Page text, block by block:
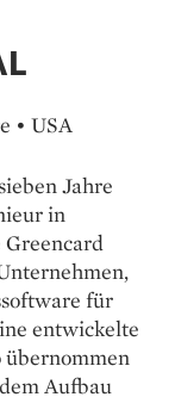
• USA
Jahre
in
für
entwickelte
über­nommen
Aufbau